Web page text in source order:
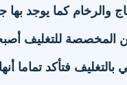
والرخام كما يوجد
المخصصة
فتأكد تماما